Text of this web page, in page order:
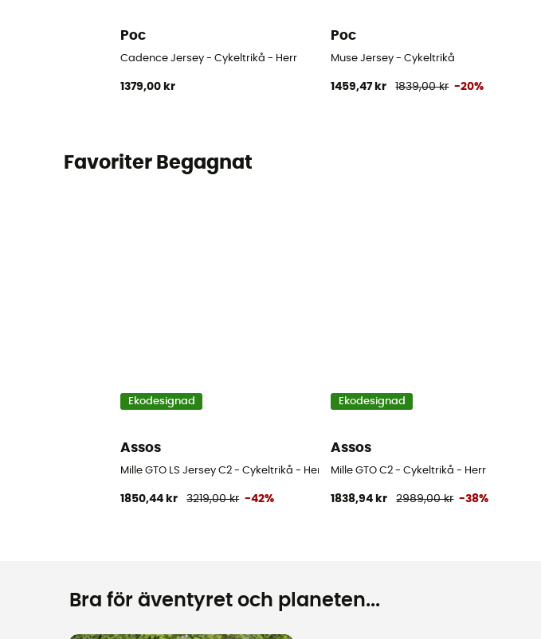
Poc
Cadence Jersey - Cykeltrikå - Herr
1379,00 kr
Poc
Muse Jersey - Cykeltrikå
1459,47 kr 1839,00 kr -20%
Favoriter Begagnat
Ekodesignad
Assos
Mille GTO LS Jersey C2 - Cykeltrikå - Herr
1850,44 kr 3219,00 kr -42%
Ekodesignad
Assos
Mille GTO C2 - Cykeltrikå - Herr
1838,94 kr 2989,00 kr -38%
Bra för äventyret och planeten...